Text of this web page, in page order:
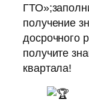
получение
досрочного
получите
квартала!